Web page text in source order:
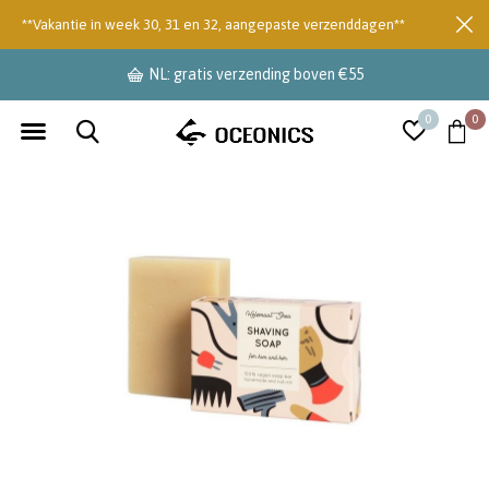
0 0
NL: gratis verzending boven €55
**Vakantie in week 30, 31 en 32, aangepaste verzenddagen**